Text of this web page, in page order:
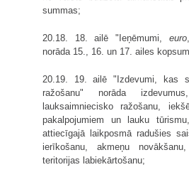
summas;
20.18. 18. ailē "Ieņēmumi, euro
norāda 15., 16. un 17. ailes
20.19. 19. ailē "Izdevumi, kas
ražošanu" norāda
lauksaimniecisko ražošanu,
pakalpojumiem un lauku
attiecīgajā laikposmā radušies
ierīkošanu, akmeņu
teritorijas labiekārtošanu;